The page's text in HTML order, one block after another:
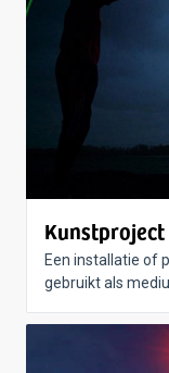
Kunstproject
Een installatie of
gebruikt als